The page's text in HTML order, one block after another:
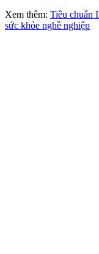
Xem thêm: Tiêu chuẩn
sức khỏe nghề nghiệp